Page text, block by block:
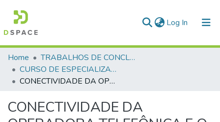
Log In (current)
Communities & Collections
All of DSpace
Home
TRABALHOS DE CONCLUSÃO DE CURSO - CEGESP (CURSO DE ESPECIALIZAÇÃO EM GERENCIAMENTO EM SEGURANÇA PÚBLICA)
CURSO DE ESPECIALIZAÇÃO EM GERENCIAMENTO EM SEGURANÇA PÚBLICA - CEGESP - 2025
CONECTIVIDADE DA OPERADORA TELEFÔNICA E O SERVIÇO DE ATENDIMENTO 190 NO CENTRO DE OPERAÇÕES DA POLÍCIA MILITAR DO ESTADO DE GOIÁS (TCC CEGESP 2025)
CONECTIVIDADE DA